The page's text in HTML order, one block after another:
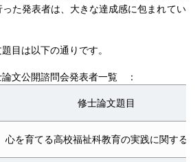
た発表者は、大きな達成感に包まれてい
目は以下の通りです。
文公開諮問会発表者一覧 ：
修士論文題目
心を育てる高校福祉科教育の実践に関する